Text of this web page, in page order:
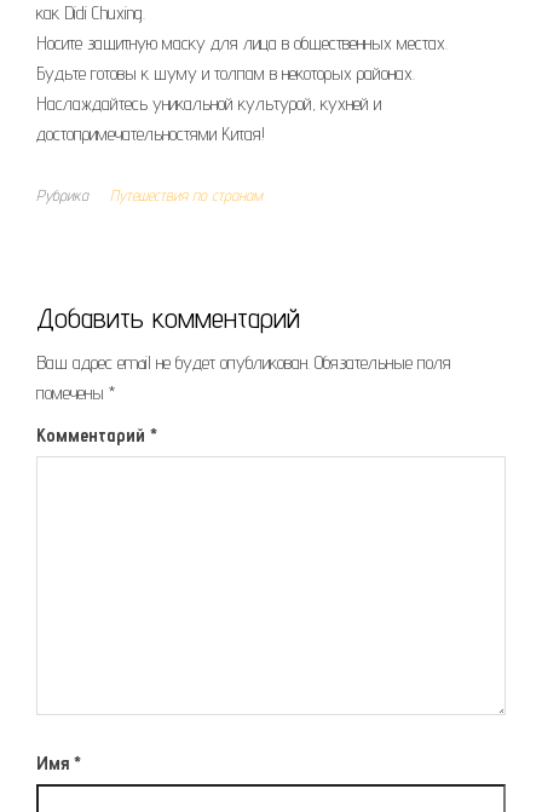
как Didi Chuxing.
Носите защитную маску для лица в общественных местах.
Будьте готовы к шуму и толпам в некоторых районах.
Наслаждайтесь уникальной культурой, кухней и
достопримечательностями Китая!
Рубрика Путешествия по странам
Добавить комментарий
Ваш адрес email не будет опубликован. Обязательные поля
помечены *
Комментарий *
Имя *